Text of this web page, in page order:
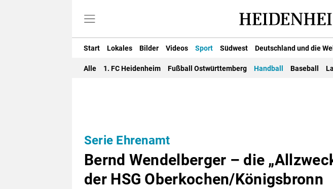
Start Lokales Bilder Videos Sport Südwest Deutschland und die
Alle 1. FC Heidenheim Fußball Ostwürttemberg Handball Baseball
Serie Ehrenamt
Bernd Wendelberger – die
der HSG Oberkochen/Königsbronn